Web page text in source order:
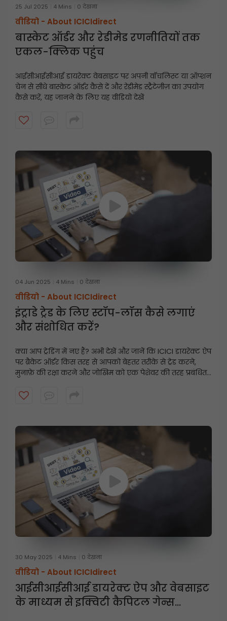
25 Jul 2025 4 Mins 0 देखना
वीडियो - About ICICIdirect
बास्केट ऑर्डर और रेडीमेड रणनीतियों तक
एकल-क्लिक पहुंच
आईसीआईसीआई डायरेक्ट वेबसाइट पर अपनी वॉचलिस्ट या ऑप्शन
चेन से सीधे बास्केट ऑर्डर कैसे दें और रेडीमेड स्ट्रैटेजीज़ का उपयोग
कैसे करें, यह जानने के लिए यह वीडियो देखें
04 Jun 2025 4 Mins 0 देखना
वीडियो - About ICICIdirect
इंट्राडे ट्रेड के लिए स्टॉप-लॉस कैसे लगाएं
और संशोधित करें?
क्या आप ट्रेडिंग में नए हैं? अभी देखें और जानें कि ICICI डायरेक्ट ऐप
पर ब्रैकेट ऑर्डर किस तरह से आपको बेहतर तरीके से ट्रेड करने,
मुनाफ़े की रक्षा करने और जोखिम को एक पेशेवर की तरह प्रबंधित
30 May 2025 4 Mins 0 देखना
वीडियो - About ICICIdirect
आईसीआईसीआई डायरेक्ट ऐप और वेबसाइट
के माध्यम से इक्विटी कैपिटल गेन्स